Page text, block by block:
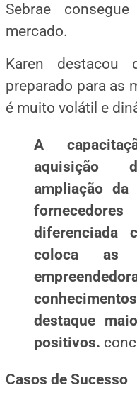
Sebrae
mercado.
Karen destacou
preparado para as
é muito volátil e
A
aquisição
ampliação
diferenciada
coloca as
destaque
positivos.
Casos de Sucesso